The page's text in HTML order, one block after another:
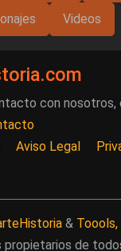
Videos
con nosotros,
Aviso Legal
& Toools,
propietarios de